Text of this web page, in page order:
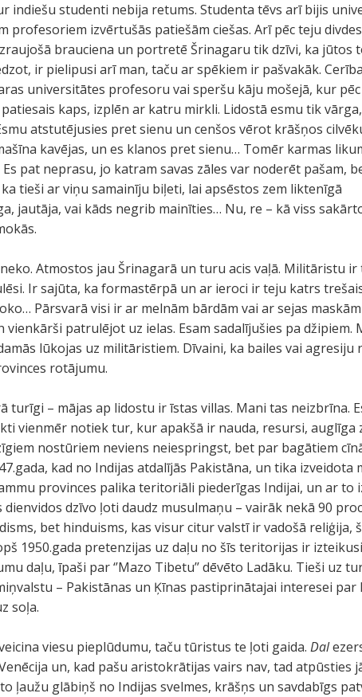
indiešu studenti nebija retums. Studenta tēvs arī bijis
profesoriem izvērtušās patiešām ciešas. Arī pēc teju
brauciena un portretē Šrinagaru tik dzīvi, ka jūtos
ir pielipusi arī man, taču ar spēkiem ir pašvakāk.
universitātes profesoru vai speršu kāju mošejā, kur
kaps, izplēn ar katru mirkli. Lidostā esmu tik
atstutējusies pret sienu un cenšos vērot krāšņos
kavējas, un es klanos pret sienu… Tomēr karmas
pat neprasu, jo katram savas zāles var noderēt pašam,
tieši ar viņu samainīju biļeti, lai apsēstos zem liktenīgā
jautāja, vai kāds negrib mainīties… Nu, re – kā viss
Atmostos jau Šrinagarā un turu acis vaļā. Militāristu ir
Ir sajūta, ka formastērpā un ar ieroci ir teju katrs
Pārsvarā visi ir ar melnām bārdām vai ar sejas
patrulējot uz ielas. Esam sadalījušies pa džipiem.
lūkojas uz militāristiem. Dīvaini, ka bailes vai agresiju
rotājumu.
turīgi – mājas ap lidostu ir īstas villas. Mani tas neizbrīna.
vienmēr notiek tur, kur apakšā ir nauda, resursi, auglīga
nostūriem neviens neiespringst, bet par bagātiem
kad no Indijas atdalījās Pakistāna, un tika izveidota
provinces palika teritoriāli piederīgas Indijai, un ar to
dzīvo ļoti daudz musulmaņu – vairāk nekā 90
bet hinduisms, kas visur citur valstī ir vadošā reliģija,
1950.gada pretenzijas uz daļu no šīs teritorijas ir
daļu, īpaši par ‘’Mazo Tibetu’’ dēvēto Ladāku. Tieši uz
– Pakistānas un Ķīnas pastiprinātajai interesei par
soļa.
viesu pieplūdumu, taču tūristus te ļoti gaida.Dal
un, kad pašu aristokrātijas vairs nav, tad atpūsties
ļaužu glābiņš no Indijas svelmes, krāšņs un savdabīgs